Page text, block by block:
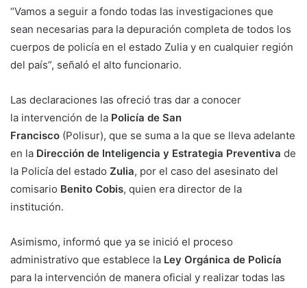
“Vamos a seguir a fondo todas las investigaciones que
sean necesarias para la depuración completa de todos los
cuerpos de policía en el estado Zulia y en cualquier región
del país”, señaló el alto funcionario.
Las declaraciones las ofreció tras dar a conocer
la intervención de la Policía de San
Francisco (Polisur), que se suma a la que se lleva adelante
en la Dirección de Inteligencia y Estrategia Preventiva de
la Policía del estado Zulia, por el caso del asesinato del
comisario Benito Cobis, quien era director de la
institución.
Asimismo, informó que ya se inició el proceso
administrativo que establece la Ley Orgánica de Policía
para la intervención de manera oficial y realizar todas las